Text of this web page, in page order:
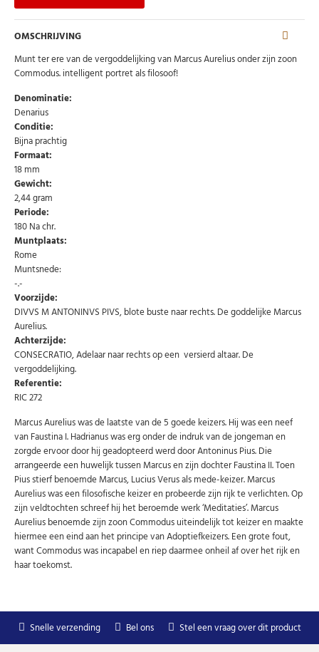
Abonneer u op onze nieuwsbrief
Schrijf u in voor onze gratis nieuwsbrief en ontvang
wekelijks een overzicht van de nieuwste munten en
speciale aanbiedingen.
Uw
email
AANMELDEN
U kunt zich op elk moment weer afmelden via de nieuwsbrief.
OMSCHRIJVING
Munt ter ere van de vergoddelijking van Marcus Aurelius onder zijn zoon
Commodus. intelligent portret als filosoof!
Denominatie:
Denarius
Conditie:
Bijna prachtig
Formaat:
18 mm
Gewicht:
2,44 gram
Periode:
180 Na chr.
Muntplaats:
Rome
Muntsnede:
-.-
Voorzijde:
DIVVS M ANTONINVS PIVS, blote buste naar rechts. De goddelijke Marcus
Aurelius.
Achterzijde:
CONSECRATIO, Adelaar naar rechts op een versierd altaar. De
vergoddelijking.
Referentie:
RIC 272
Marcus Aurelius was de laatste van de 5 goede keizers. Hij was een neef
van Faustina I. Hadrianus was erg onder de indruk van de jongeman en
zorgde ervoor door hij geadopteerd werd door Antoninus Pius. Die
arrangeerde een huwelijk tussen Marcus en zijn dochter Faustina II. Toen
Pius stierf benoemde Marcus, Lucius Verus als mede-keizer. Marcus
Aurelius was een filosofische keizer en probeerde zijn rijk te verlichten. Op
zijn veldtochten schreef hij het beroemde werk ‘Meditaties’. Marcus
Aurelius benoemde zijn zoon Commodus uiteindelijk tot keizer en maakte
hiermee een eind aan het principe van Adoptiefkeizers. Een grote fout,
want Commodus was incapabel en riep daarmee onheil af over het rijk en
haar toekomst.
Snelle verzending Bel ons Stel een vraag over dit product